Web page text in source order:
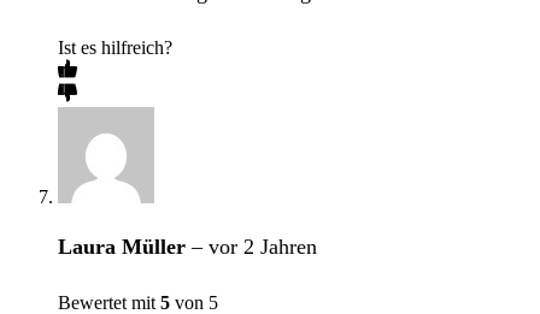
Ist es hilfreich?
Laura Müller– vor 2 Jahren
Bewertet mit 5 von 5